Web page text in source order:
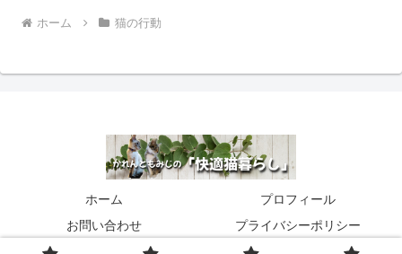
ホーム 猫の行動
ホーム
プロフィール
お問い合わせ
プライバシーポリシー